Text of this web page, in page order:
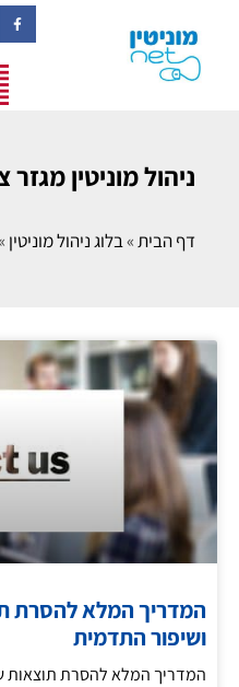
ניהול מוניטין מגזר
דף הבית»בלוג ניהול מוניטין
המדריך המלא להסרת
ושיפור התדמית
המדריך המלא להסרת תוצאות